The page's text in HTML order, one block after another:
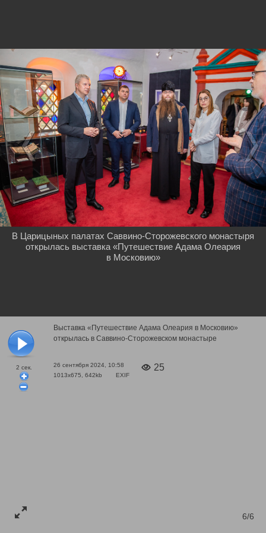
2 сек.
Выставка «Путешествие Адама Олеария в Московию»
открылась в Саввино-Сторожевском монастыре
26 сентября 2024, 10:58
1013x675, 642kb
EXIF
25
6/6
В Царицыных палатах Саввино-Сторожевского монастыря
открылась выставка «Путешествие Адама Олеария
в Московию»